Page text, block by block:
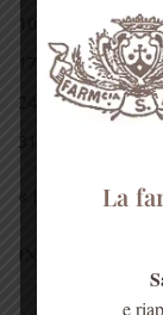
10
11
18
24
25
31
« Lug
La
e